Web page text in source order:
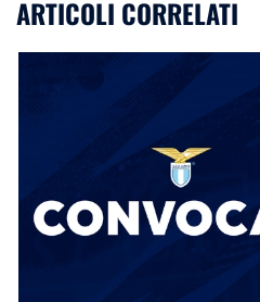
ARTICOLI CORRELATI